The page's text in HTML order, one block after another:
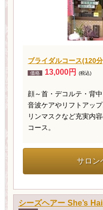
ブライダルコース(120
価格 13,000円 (税込)
顔～首・デコルテ・背
音波ケアやリフトアッ
リンマスクなど充実内
コース。
サロ
シーズヘアー She’s